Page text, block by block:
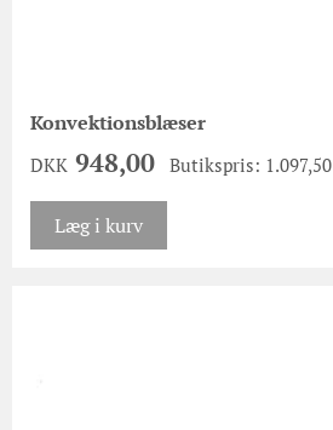
Konvektionsblæser
DKK 948,00 Butikspris: 1.097,50
Læg i kurv